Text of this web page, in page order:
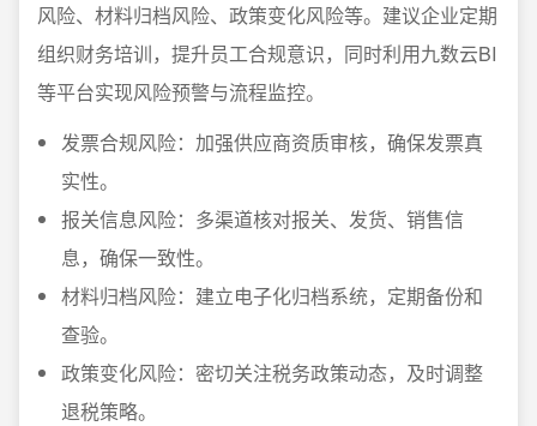
风险、材料归档风险、政策变化风险等。建议企业定期
组织财务培训，提升员工合规意识，同时利用九数云BI
等平台实现风险预警与流程监控。
发票合规风险：加强供应商资质审核，确保发票真
实性。
报关信息风险：多渠道核对报关、发货、销售信
息，确保一致性。
材料归档风险：建立电子化归档系统，定期备份和
查验。
政策变化风险：密切关注税务政策动态，及时调整
退税策略。